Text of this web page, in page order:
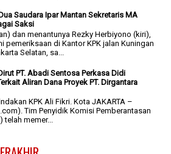
Saudara Ipar Mantan Sekretaris MA
Saksi
dan menantunya Rezky Herbiyono (kiri),
pemeriksaan di Kantor KPK jalan Kuningan
Selatan, sa...
PT. Abadi Sentosa Perkasa Didi
Aliran Dana Proyek PT. Dirgantara
KPK Ali Fikri. Kota JAKARTA –
Tim Penyidik Komisi Pemberantasan
telah memer...